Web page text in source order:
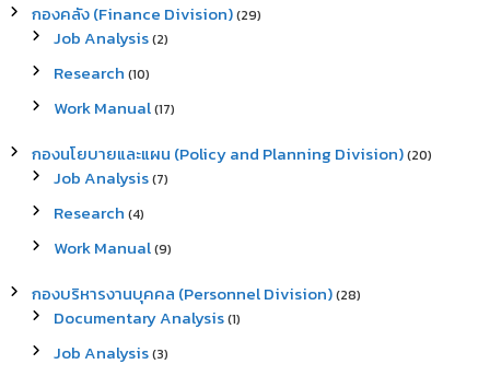
กองคลัง (Finance Division)(29)
Job Analysis(2)
Research (10)
Work Manual(17)
กองนโยบายและแผน (Policy and Planning Division)(20)
Job Analysis(7)
Research (4)
Work Manual(9)
กองบริหารงานบุคคล (Personnel Division)(28)
Documentary Analysis(1)
Job Analysis(3)